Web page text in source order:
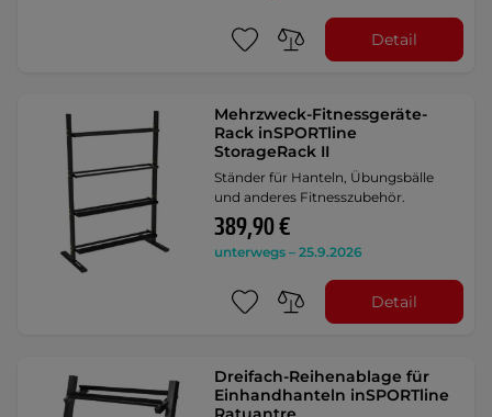
Detail
Mehrzweck-Fitnessgeräte-
Rack inSPORTline
StorageRack II
Ständer für Hanteln, Übungsbälle
und anderes Fitnesszubehör.
389,90 €
unterwegs – 25.9.2026
Detail
Dreifach-Reihenablage für
Einhandhanteln inSPORTline